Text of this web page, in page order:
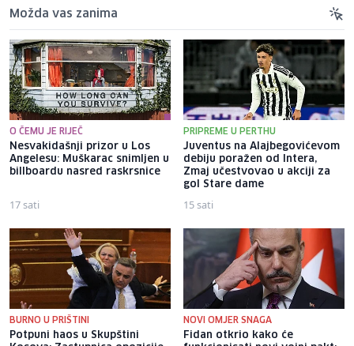
Možda vas zanima
O ČEMU JE RIJEČ
Nesvakidašnji prizor u Los
Angelesu: Muškarac snimljen u
billboardu nasred raskrsnice
17 sati
PRIPREME U PERTHU
Juventus na Alajbegovićevom
debiju poražen od Intera,
Zmaj učestvovao u akciji za
gol Stare dame
15 sati
BURNO U PRIŠTINI
Potpuni haos u Skupštini
NOVI OMJER SNAGA
Fidan otkrio kako će